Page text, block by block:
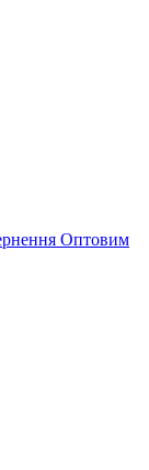
Оптовим